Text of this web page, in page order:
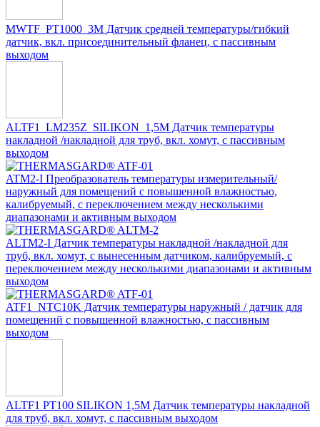
MWTF_PT1000_3M Датчик средней температуры/гибкий
датчик, вкл. присоединительный фланец, с пассивным
выходом
ALTF1_LM235Z_SILIKON_1,5M Датчик температуры
накладной /накладной для труб, вкл. хомут, с пассивным
выходом
ATM2-I Преобразователь температуры измерительный/
наружный для помещений с повышенной влажностью,
калибруемый, с переключением между несколькими
диапазонами и активным выходом
ALTM2-I Датчик температуры накладной /накладной для
труб, вкл. хомут, с вынесенным датчиком, калибруемый, с
переключением между несколькими диапазонами и активным
выходом
ATF1_NTC10K Датчик температуры наружный / датчик для
помещений с повышенной влажностью, с пассивным
выходом
ALTF1 PT100 SILIKON 1,5M Датчик температуры накладной
для труб, вкл. хомут, с пассивным выходом